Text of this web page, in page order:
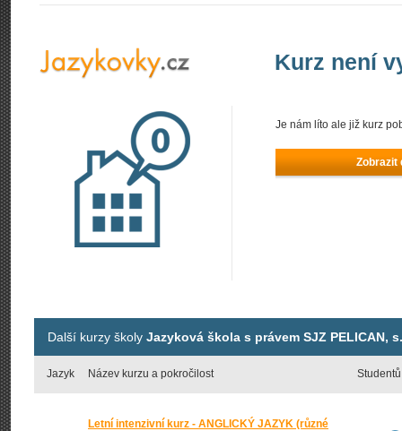
Kurz není
Je nám líto ale již kurz
Zobrazit
Další kurzy školy Jazyková škola s právem SJZ PELICAN,
Jazyk Název kurzu a pokročilost Studentů
Letní intenzivní kurz - ANGLICKÝ JAZYK (různé